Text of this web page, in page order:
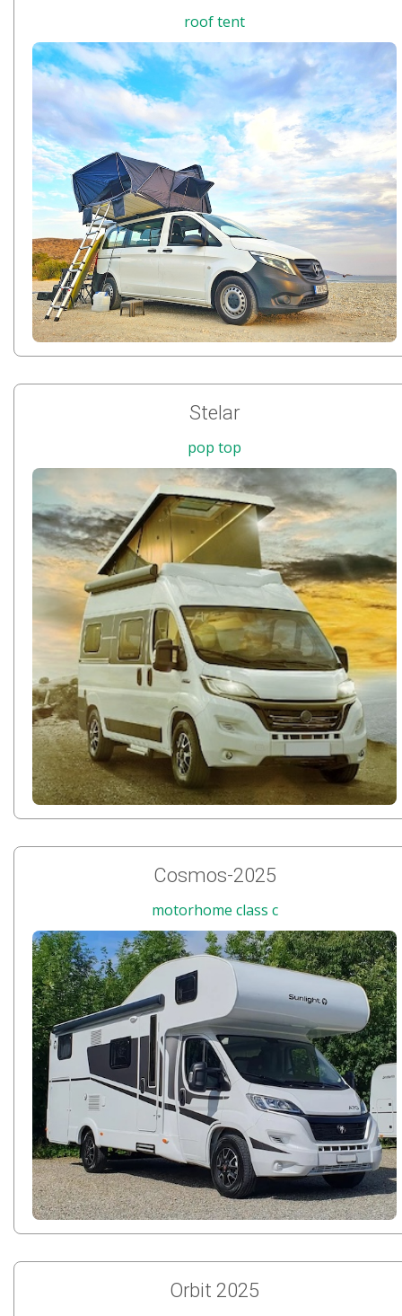
roof tent
Stelar
pop top
Cosmos-2025
motorhome class c
Orbit 2025